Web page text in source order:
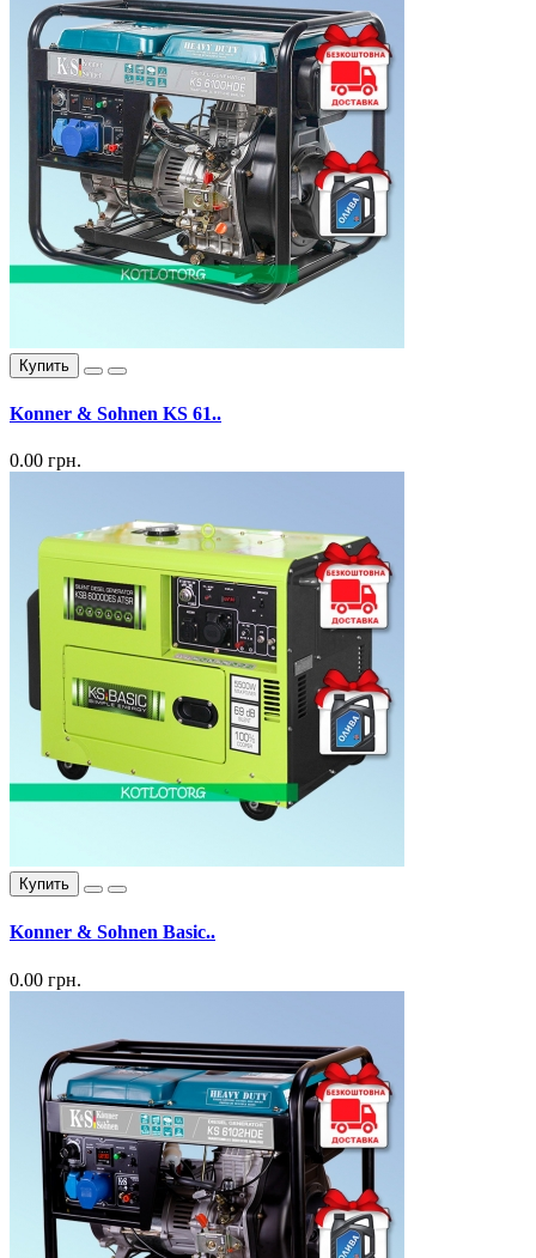
Купить
Konner & Sohnen KS 61..
0.00 грн.
Купить
Konner & Sohnen Basic..
0.00 грн.